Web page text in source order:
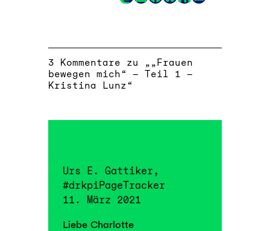
3 Kommentare zu „„Frauen
bewegen mich“ – Teil 1 –
Kristina Lunz“
Urs E. Gattiker,
#drkpiPageTracker
11. März 2021
Liebe Charlotte